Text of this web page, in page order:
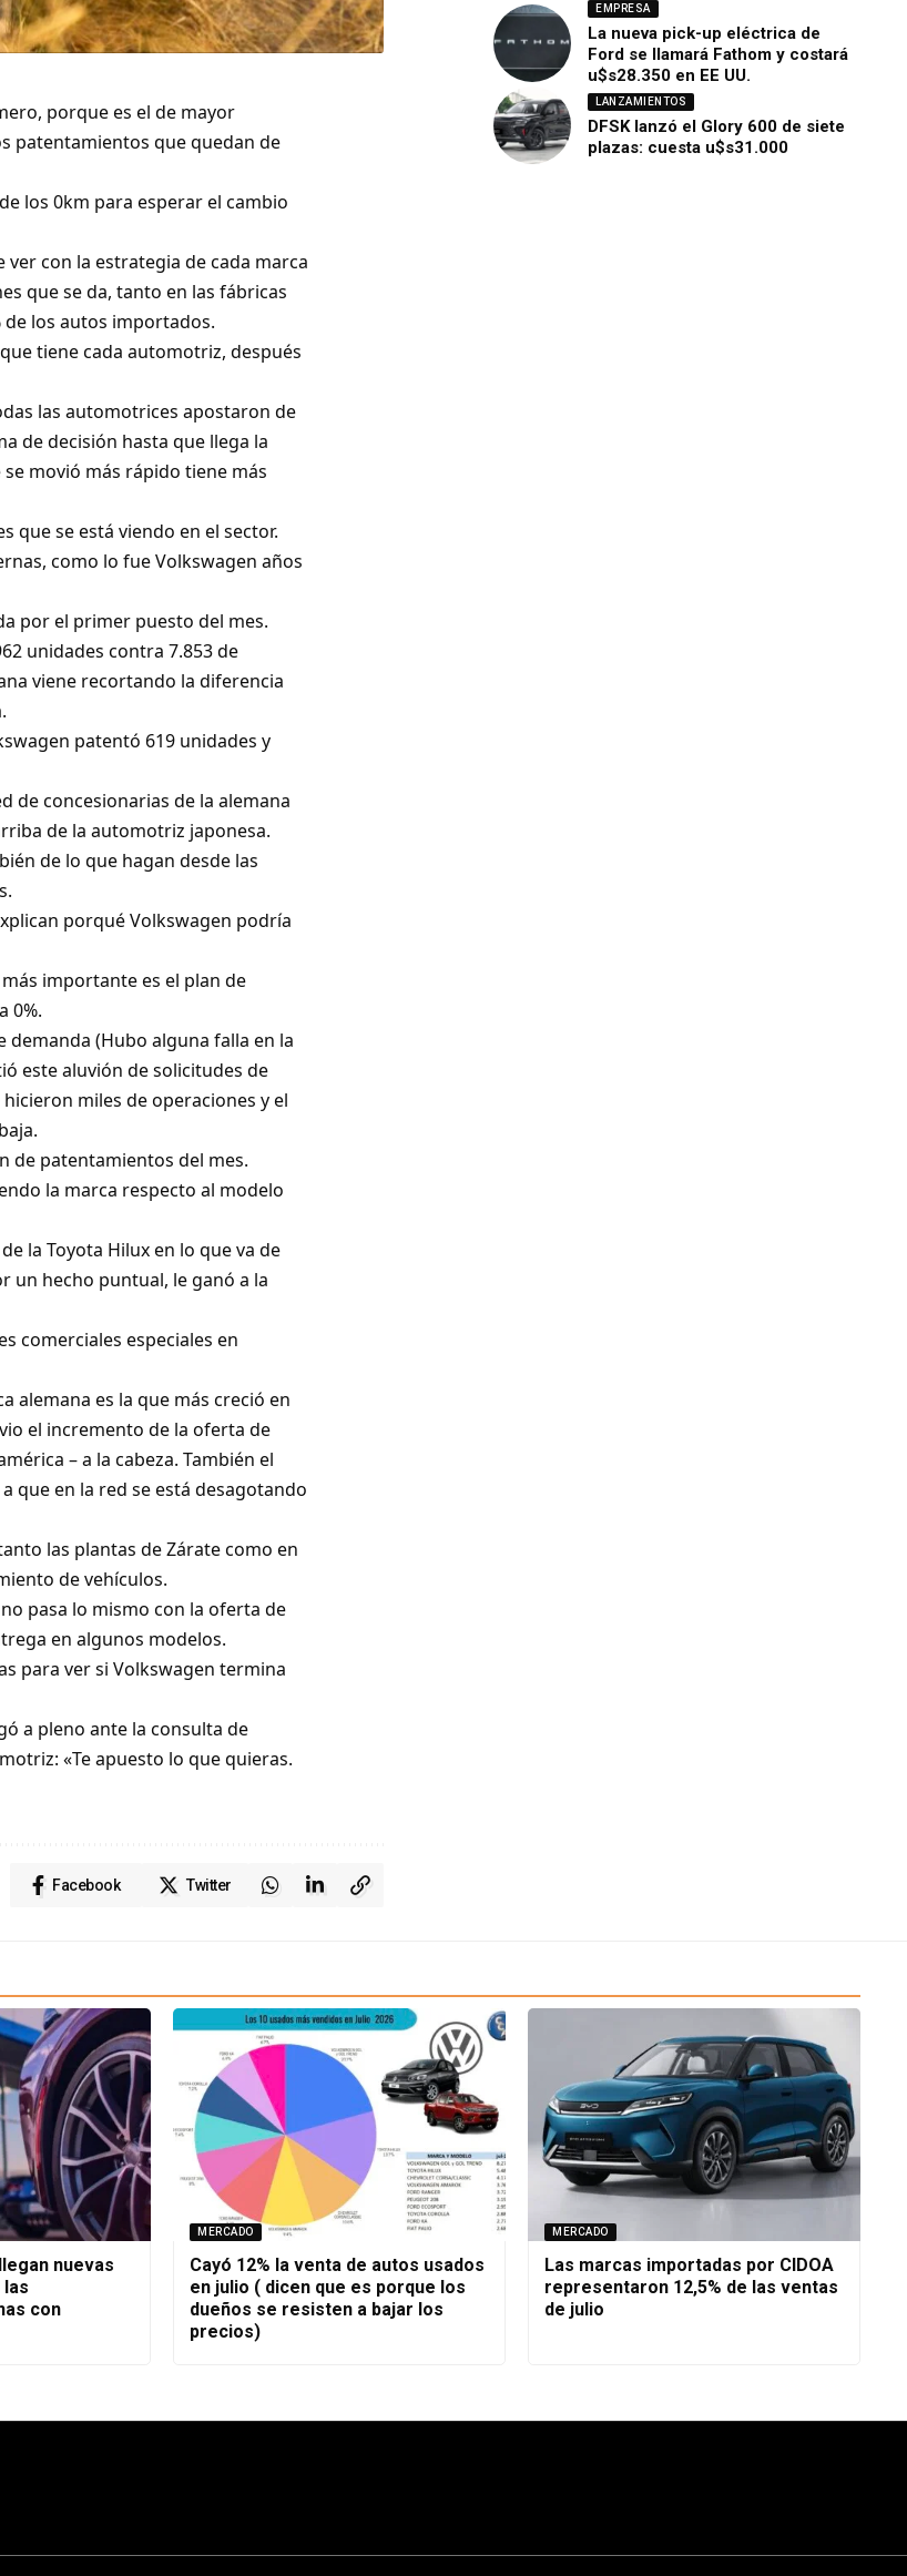
porque es el de mayor
patentamientos que quedan de
los 0km para esperar el cambio
con la estrategia de cada marca
que se da, tanto en las fábricas
de los autos importados.
tiene cada automotriz, después
las automotrices apostaron de
de decisión hasta que llega la
movió más rápido tiene más
que se está viendo en el sector.
como lo fue Volkswagen años
por el primer puesto del mes.
unidades contra 7.853 de
viene recortando la diferencia
patentó 619 unidades y
de concesionarias de la alemana
de la automotriz japonesa.
de lo que hagan desde las
porqué Volkswagen podría
importante es el plan de
0%.
(Hubo alguna falla en la
este aluvión de solicitudes de
miles de operaciones y el
de patentamientos del mes.
la marca respecto al modelo
la Toyota Hilux en lo que va de
un hecho puntual, le ganó a la
comerciales especiales en
alemana es la que más creció en
el incremento de la oferta de
– a la cabeza. También el
que en la red se está desagotando
las plantas de Zárate como en
de vehículos.
pasa lo mismo con la oferta de
en algunos modelos.
para ver si Volkswagen termina
a pleno ante la consulta de
«Te apuesto lo que quieras.
Facebook Twitter
EMPRESA
La nueva pick-up eléctrica de
Ford se llamará Fathom y costará
u$s28.350 en EE UU.
LANZAMIENTOS
DFSK lanzó el Glory 600 de siete
plazas: cuesta u$s31.000
nuevas
con
MERCADO
Cayó 12% la venta de autos usados
en julio ( dicen que es porque los
dueños se resisten a bajar los
precios)
MERCADO
Las marcas importadas por CIDOA
representaron 12,5% de las ventas
de julio